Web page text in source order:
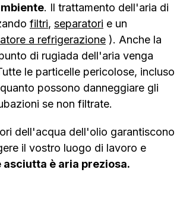
. Il trattamento dell'aria di
filtri, separatori e un
a refrigerazione ). Anche la
di rugiada dell'aria venga
le particelle pericolose, incluso
possono danneggiare gli
se non filtrate.
dell'acqua dell'olio garantiscono
il vostro luogo di lavoro e
è aria preziosa.